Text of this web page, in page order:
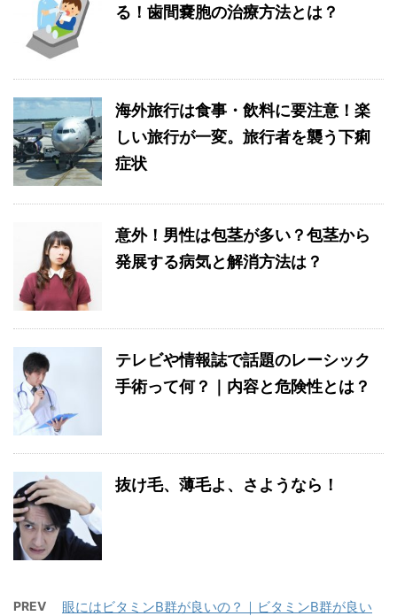
る！歯間嚢胞の治療方法とは？
海外旅行は食事・飲料に要注意！楽
しい旅行が一変。旅行者を襲う下痢
症状
意外！男性は包茎が多い？包茎から
発展する病気と解消方法は？
テレビや情報誌で話題のレーシック
手術って何？｜内容と危険性とは？
抜け毛、薄毛よ、さようなら！
PREV
眼にはビタミンB群が良いの？｜ビタミンB群が良い